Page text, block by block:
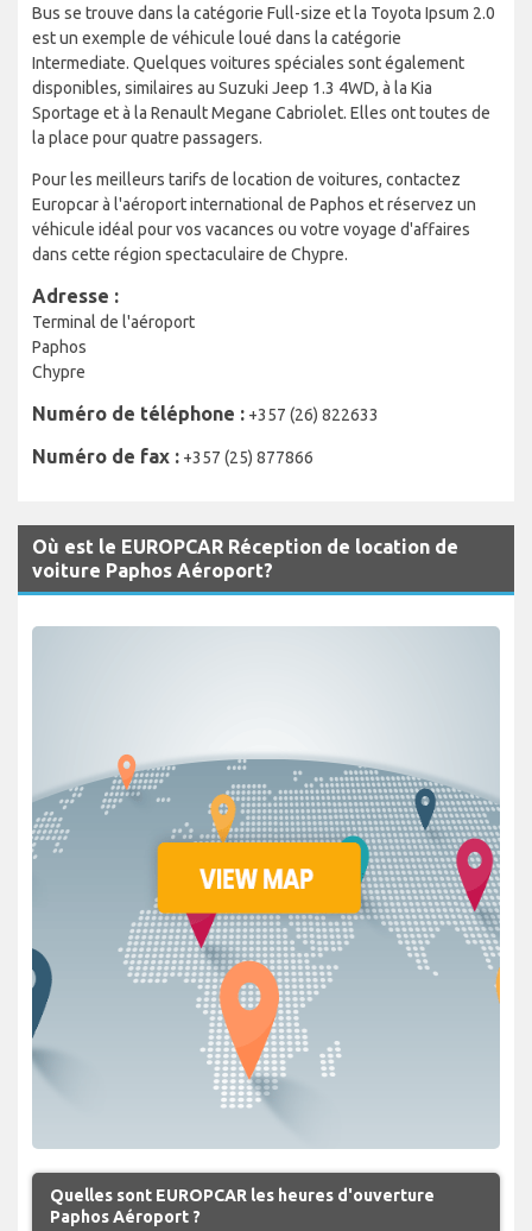
Bus se trouve dans la catégorie Full-size et la Toyota Ipsum 2.0
est un exemple de véhicule loué dans la catégorie
Intermediate. Quelques voitures spéciales sont également
disponibles, similaires au Suzuki Jeep 1.3 4WD, à la Kia
Sportage et à la Renault Megane Cabriolet. Elles ont toutes de
la place pour quatre passagers.
Pour les meilleurs tarifs de location de voitures, contactez
Europcar à l'aéroport international de Paphos et réservez un
véhicule idéal pour vos vacances ou votre voyage d'affaires
dans cette région spectaculaire de Chypre.
Adresse :
Terminal de l'aéroport
Paphos
Chypre
Numéro de téléphone : +357 (26) 822633
Numéro de fax : +357 (25) 877866
Où est le EUROPCAR Réception de location de
voiture Paphos Aéroport?
Quelles sont EUROPCAR les heures d'ouverture
Paphos Aéroport ?